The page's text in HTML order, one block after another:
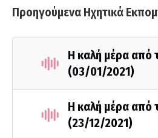
Προηγούμενα Ηχητικά
Η καλή μέρα από
(03/01/2021)
Η καλή μέρα από
(23/12/2021)